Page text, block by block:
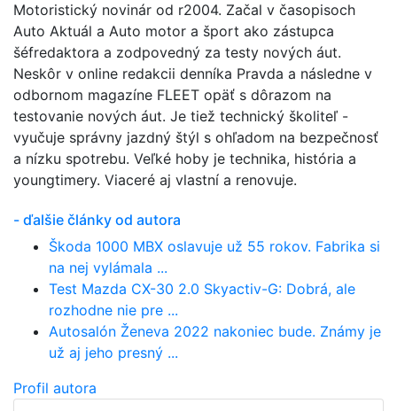
Motoristický novinár od r2004. Začal v časopisoch
Auto Aktuál a Auto motor a šport ako zástupca
šéfredaktora a zodpovedný za testy nových áut.
Neskôr v online redakcii denníka Pravda a následne v
odbornom magazíne FLEET opäť s dôrazom na
testovanie nových áut. Je tiež technický školiteľ -
vyučuje správny jazdný štýl s ohľadom na bezpečnosť
a nízku spotrebu. Veľké hoby je technika, história a
youngtimery. Viaceré aj vlastní a renovuje.
- ďalšie články od autora
Škoda 1000 MBX oslavuje už 55 rokov. Fabrika si
na nej vylámala ...
Test Mazda CX-30 2.0 Skyactiv-G: Dobrá, ale
rozhodne nie pre ...
Autosalón Ženeva 2022 nakoniec bude. Známy je
už aj jeho presný ...
Profil autora